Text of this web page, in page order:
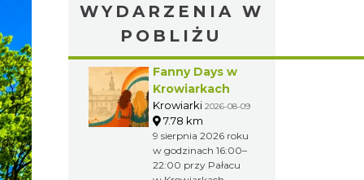
WYDARZENIA W
POBLIŻU
Fanny Days w
Krowiarkach
Krowiarki 2026-08-09
7.78 km
9 sierpnia 2026 roku
w godzinach 16:00–
22:00 przy Pałacu